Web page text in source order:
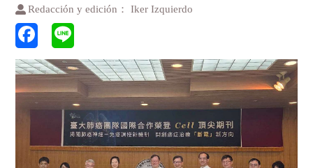
Redacción y edición： Iker Izquierdo